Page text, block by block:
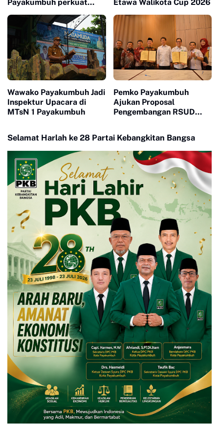
Payakumbuh perkuat
Budaya Minangkabau
Etawa Walikota Cup 2026
Wawako Payakumbuh Jadi
Inspektur Upacara di
MTsN 1 Payakumbuh
Pemko Payakumbuh
Ajukan Proposal
Pengembangan RSUD
Selamat Harlah ke 28 Partai Kebangkitan Bangsa